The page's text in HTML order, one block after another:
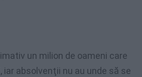
un milion de oameni care
iar absolvenţii nu au unde să se